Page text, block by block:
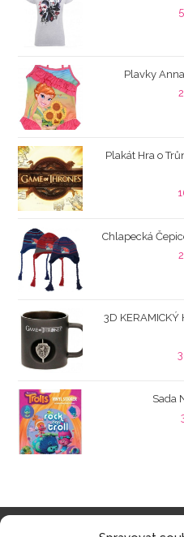
Plavky
Plakát Hra o
Chlapecká
3D
Sada